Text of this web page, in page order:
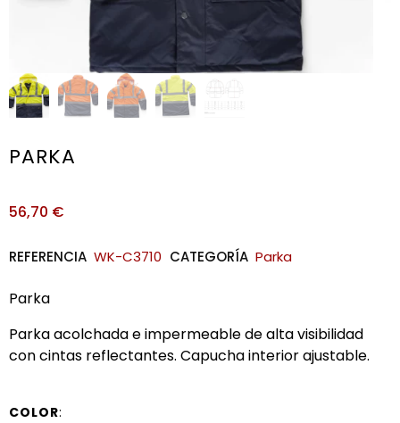
PARKA
56,70 €
REFERENCIA WK-C3710 CATEGORÍA Parka
Parka
Parka acolchada e impermeable de alta visibilidad
con cintas reflectantes. Capucha interior ajustable.
COLOR: